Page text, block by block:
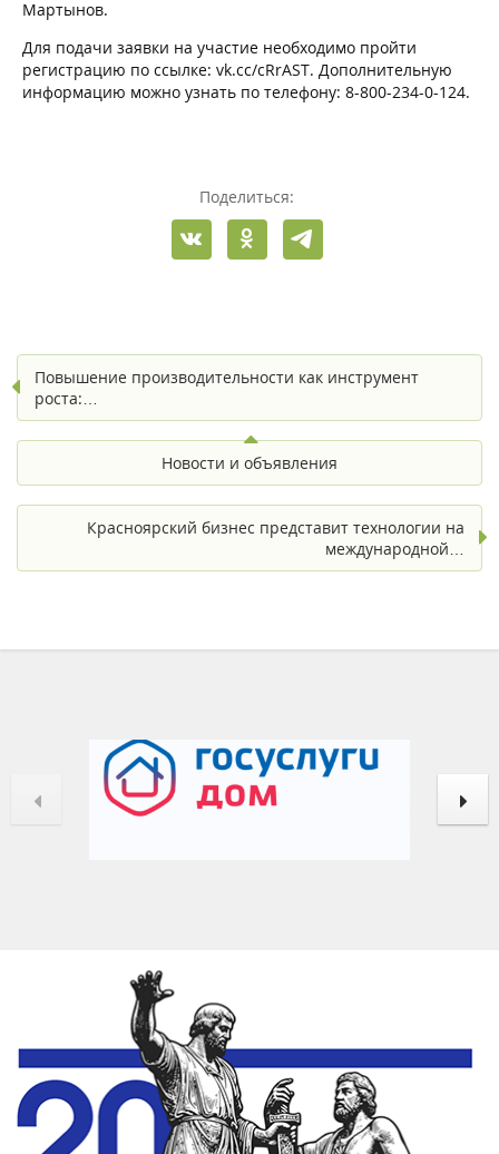
Мартынов.
Для подачи заявки на участие необходимо пройти
регистрацию по ссылке: vk.cc/cRrAST. Дополнительную
информацию можно узнать по телефону: 8-800-234-0-124.
Поделиться:
Повышение производительности как инструмент
роста:…
Новости и объявления
Красноярский бизнес представит технологии на
международной…